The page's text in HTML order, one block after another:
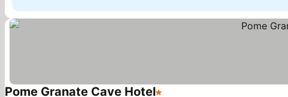
Pome Granate Cave Hotel